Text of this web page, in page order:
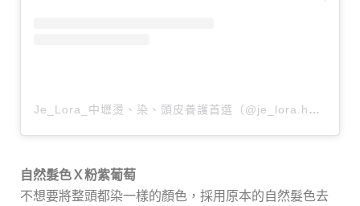
Je_Lora_中壢燙、染、頭皮養護首選（@je_lora.hair_stylist）分享的貼文
自然髮色Ｘ粉紫葡萄
不想要將整頭都染一樣的顏色，採用原本的自然髮色去